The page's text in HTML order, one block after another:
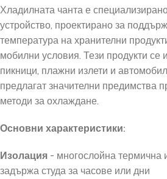
Хладилната чанта е
устройство, проектирано за
температура на хранителни
мобилни условия. Тези продукти се
пикници, плажни излети и
предлагат значителни предимства
методи за охлаждане.
Основни характеристики:
Изолация - многослойна термична
задържа студа за часове или дни